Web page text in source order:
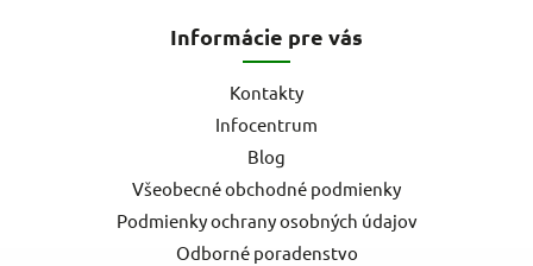
Informácie pre vás
Kontakty
Infocentrum
Blog
Všeobecné obchodné podmienky
Podmienky ochrany osobných údajov
Odborné poradenstvo